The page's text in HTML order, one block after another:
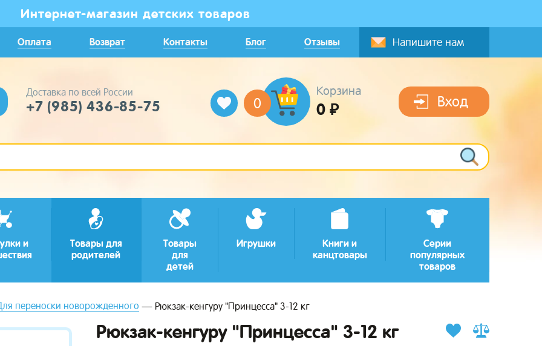
Интернет-магазин детских товаров
Оплата Возврат Контакты Блог Отзывы Напишите нам
Доставка по всей России
+7 (985) 436-85-75 0
Корзина
0 ₽ Вход
и
Товары для
родителей
Товары
для
детей
Игрушки
Книги и
канцтовары
Серии
популярных
товаров
переноски новорожденного Рюкзак-кенгуру "Принцесса" 3-12 кг
Рюкзак-кенгуру "Принцесса" 3-12 кг